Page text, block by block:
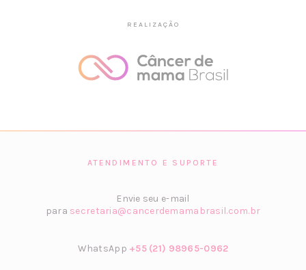
REALIZAÇÃO
ATENDIMENTO E SUPORTE
Envie seu e-mail
para secretaria@cancerdemamabrasil.com.br
WhatsApp +55 (21) 98965-0962